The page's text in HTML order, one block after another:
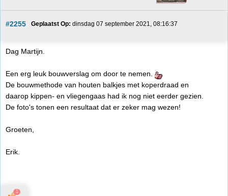
#2255 Geplaatst Op: dinsdag 07 september 2021, 08:16:37
Dag Martijn.
Een erg leuk bouwverslag om door te nemen.
De bouwmethode van houten balkjes met koperdraad en
daarop kippen- en vliegengaas had ik nog niet eerder gezien.
De foto's tonen een resultaat dat er zeker mag wezen!
Groeten,
Erik.
1